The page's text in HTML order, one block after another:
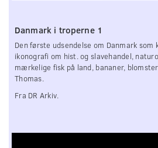
0
seconds
Danmark i troperne 1
Den første udsendelse om Danmark
ikonografi om hist. og slavehandel,
mærkelige fisk på land, bananer,
Thomas.
Fra DR Arkiv.